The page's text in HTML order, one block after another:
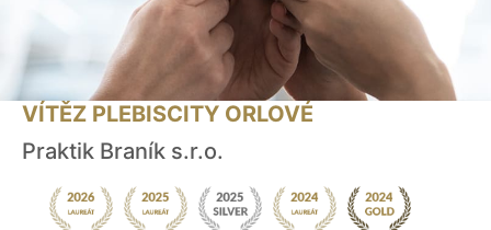
VÍTĚZ PLEBISCITY ORLOVÉ
Praktik Braník s.r.o.